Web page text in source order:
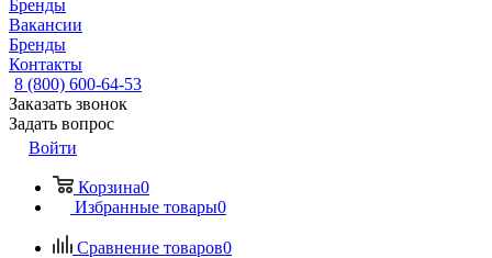
Бренды
Вакансии
Бренды
Контакты
8 (800) 600-64-53
Заказать звонок
Задать вопрос
Войти
Корзина0
Избранные товары0
Сравнение товаров0